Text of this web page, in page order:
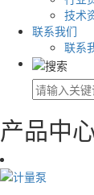
技术
联系我们
联系
产品中